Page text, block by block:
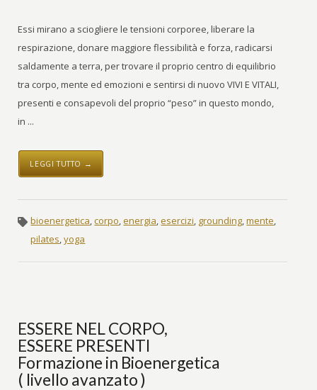
Essi mirano a sciogliere le tensioni corporee, liberare la
respirazione, donare maggiore flessibilità e forza, radicarsi
saldamente a terra, per trovare il proprio centro di equilibrio
tra corpo, mente ed emozioni e sentirsi di nuovo VIVI E VITALI,
presenti e consapevoli del proprio “peso” in questo mondo,
in ...
LEGGI TUTTO →
bioenergetica,corpo,energia,esercizi, grounding,mente,
pilates,yoga
ESSERE NEL CORPO,
ESSERE PRESENTI
Formazione in Bioenergetica
( livello avanzato )